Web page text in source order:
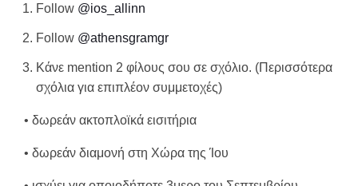
Follow @ios_allinn
Follow @athensgramgr
Κάνε mention 2 φίλους σου σε σχόλιο. (Περισσότερα
σχόλια για επιπλέον συμμετοχές)
• δωρεάν ακτοπλοϊκά εισιτήρια
• δωρεάν διαμονή στη Χώρα της Ίου